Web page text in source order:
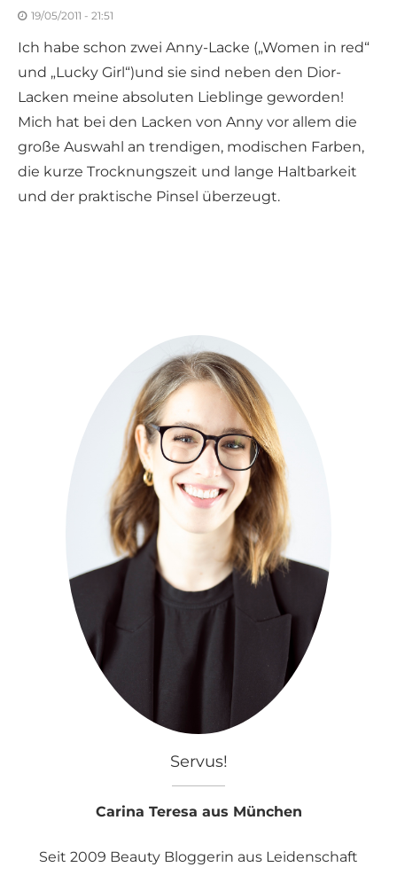
19/05/2011 - 21:51
Ich habe schon zwei Anny-Lacke („Women in red“
und „Lucky Girl“)und sie sind neben den Dior-
Lacken meine absoluten Lieblinge geworden!
Mich hat bei den Lacken von Anny vor allem die
große Auswahl an trendigen, modischen Farben,
die kurze Trocknungszeit und lange Haltbarkeit
und der praktische Pinsel überzeugt.
Servus!
Carina Teresa aus München
Seit 2009 Beauty Bloggerin aus Leidenschaft